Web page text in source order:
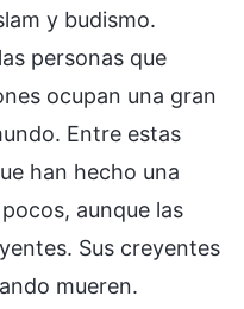
y budismo.
personas que
ocupan una gran
Entre estas
han hecho una
aunque las
Sus creyentes
mueren.